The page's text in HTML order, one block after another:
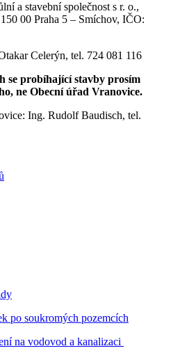
a stavební společnost s r. o.,
00 Praha 5 – Smíchov, IČO:
Celerýn, tel. 724 081 116
se probíhající stavby prosím
ne Obecní úřad Vranovice.
Ing. Rudolf Baudisch, tel.
po soukromých pozemcích
na vodovod a kanalizaci